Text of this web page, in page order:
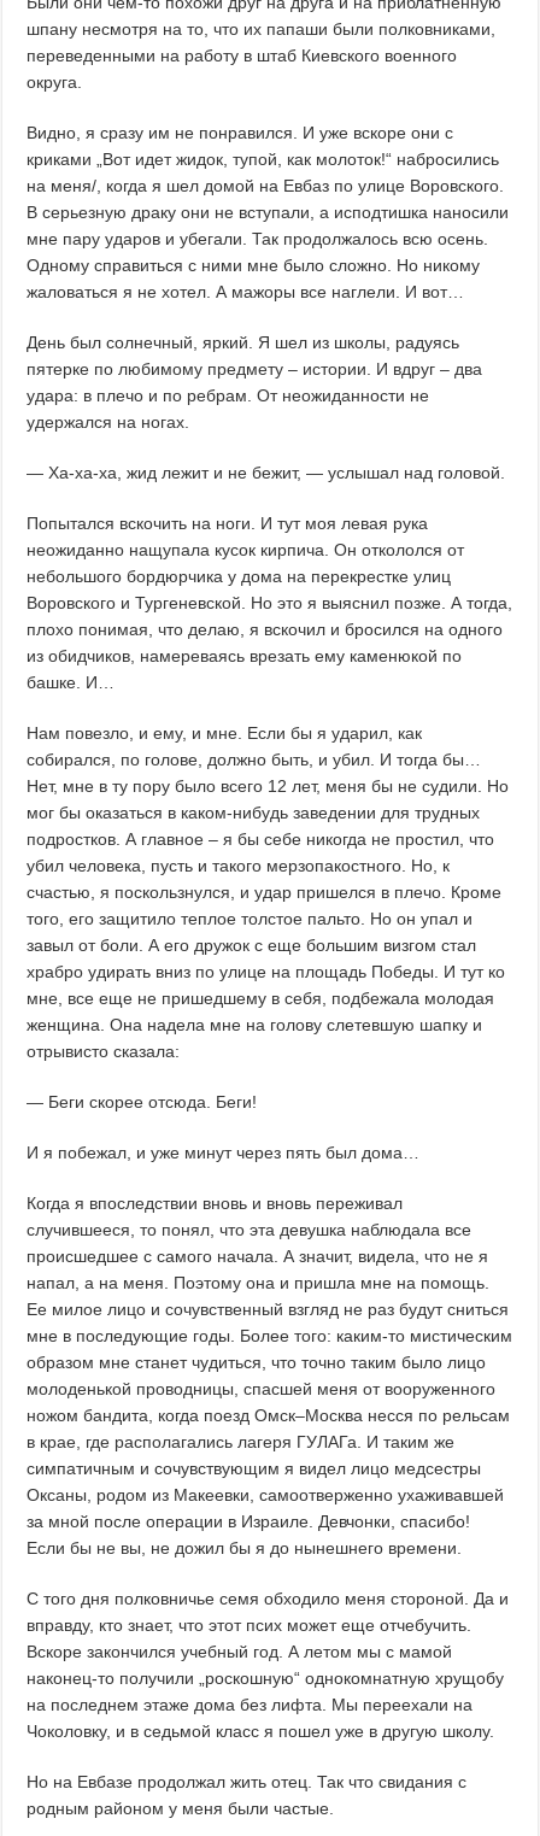
шпану несмотря на то, что их папаши были полковниками,
переведенными на работу в штаб Киевского военного
округа.
Видно, я сразу им не понравился. И уже вскоре они с
криками „Вот идет жидок, тупой, как молоток!“ набросились
на меня/, когда я шел домой на Евбаз по улице Воровского.
В серьезную драку они не вступали, а исподтишка наносили
мне пару ударов и убегали. Так продолжалось всю осень.
Одному справиться с ними мне было сложно. Но никому
жаловаться я не хотел. А мажоры все наглели. И вот…
День был солнечный, яркий. Я шел из школы, радуясь
пятерке по любимому предмету – истории. И вдруг – два
удара: в плечо и по ребрам. От неожиданности не
удержался на ногах.
— Ха-ха-ха, жид лежит и не бежит, — услышал над головой.
Попытался вскочить на ноги. И тут моя левая рука
неожиданно нащупала кусок кирпича. Он откололся от
небольшого бордюрчика у дома на перекрестке улиц
Воровского и Тургеневской. Но это я выяснил позже. А тогда,
плохо понимая, что делаю, я вскочил и бросился на одного
из обидчиков, намереваясь врезать ему каменюкой по
башке. И…
Нам повезло, и ему, и мне. Если бы я ударил, как
собирался, по голове, должно быть, и убил. И тогда бы…
Нет, мне в ту пору было всего 12 лет, меня бы не судили. Но
мог бы оказаться в каком-нибудь заведении для трудных
подростков. А главное – я бы себе никогда не простил, что
убил человека, пусть и такого мерзопакостного. Но, к
счастью, я поскользнулся, и удар пришелся в плечо. Кроме
того, его защитило теплое толстое пальто. Но он упал и
завыл от боли. А его дружок с еще большим визгом стал
храбро удирать вниз по улице на площадь Победы. И тут ко
мне, все еще не пришедшему в себя, подбежала молодая
женщина. Она надела мне на голову слетевшую шапку и
отрывисто сказала:
— Беги скорее отсюда. Беги!
И я побежал, и уже минут через пять был дома…
Когда я впоследствии вновь и вновь переживал
случившееся, то понял, что эта девушка наблюдала все
происшедшее с самого начала. А значит, видела, что не я
напал, а на меня. Поэтому она и пришла мне на помощь.
Ее милое лицо и сочувственный взгляд не раз будут сниться
мне в последующие годы. Более того: каким-то мистическим
образом мне станет чудиться, что точно таким было лицо
молоденькой проводницы, спасшей меня от вооруженного
ножом бандита, когда поезд Омск–Москва несся по рельсам
в крае, где располагались лагеря ГУЛАГа. И таким же
симпатичным и сочувствующим я видел лицо медсестры
Оксаны, родом из Макеевки, самоотверженно ухаживавшей
за мной после операции в Израиле. Девчонки, спасибо!
Если бы не вы, не дожил бы я до нынешнего времени.
С того дня полковничье семя обходило меня стороной. Да и
вправду, кто знает, что этот псих может еще отчебучить.
Вскоре закончился учебный год. А летом мы с мамой
наконец-то получили „роскошную“ однокомнатную хрущобу
на последнем этаже дома без лифта. Мы переехали на
Чоколовку, и в седьмой класс я пошел уже в другую школу.
Но на Евбазе продолжал жить отец. Так что свидания с
родным районом у меня были частые.